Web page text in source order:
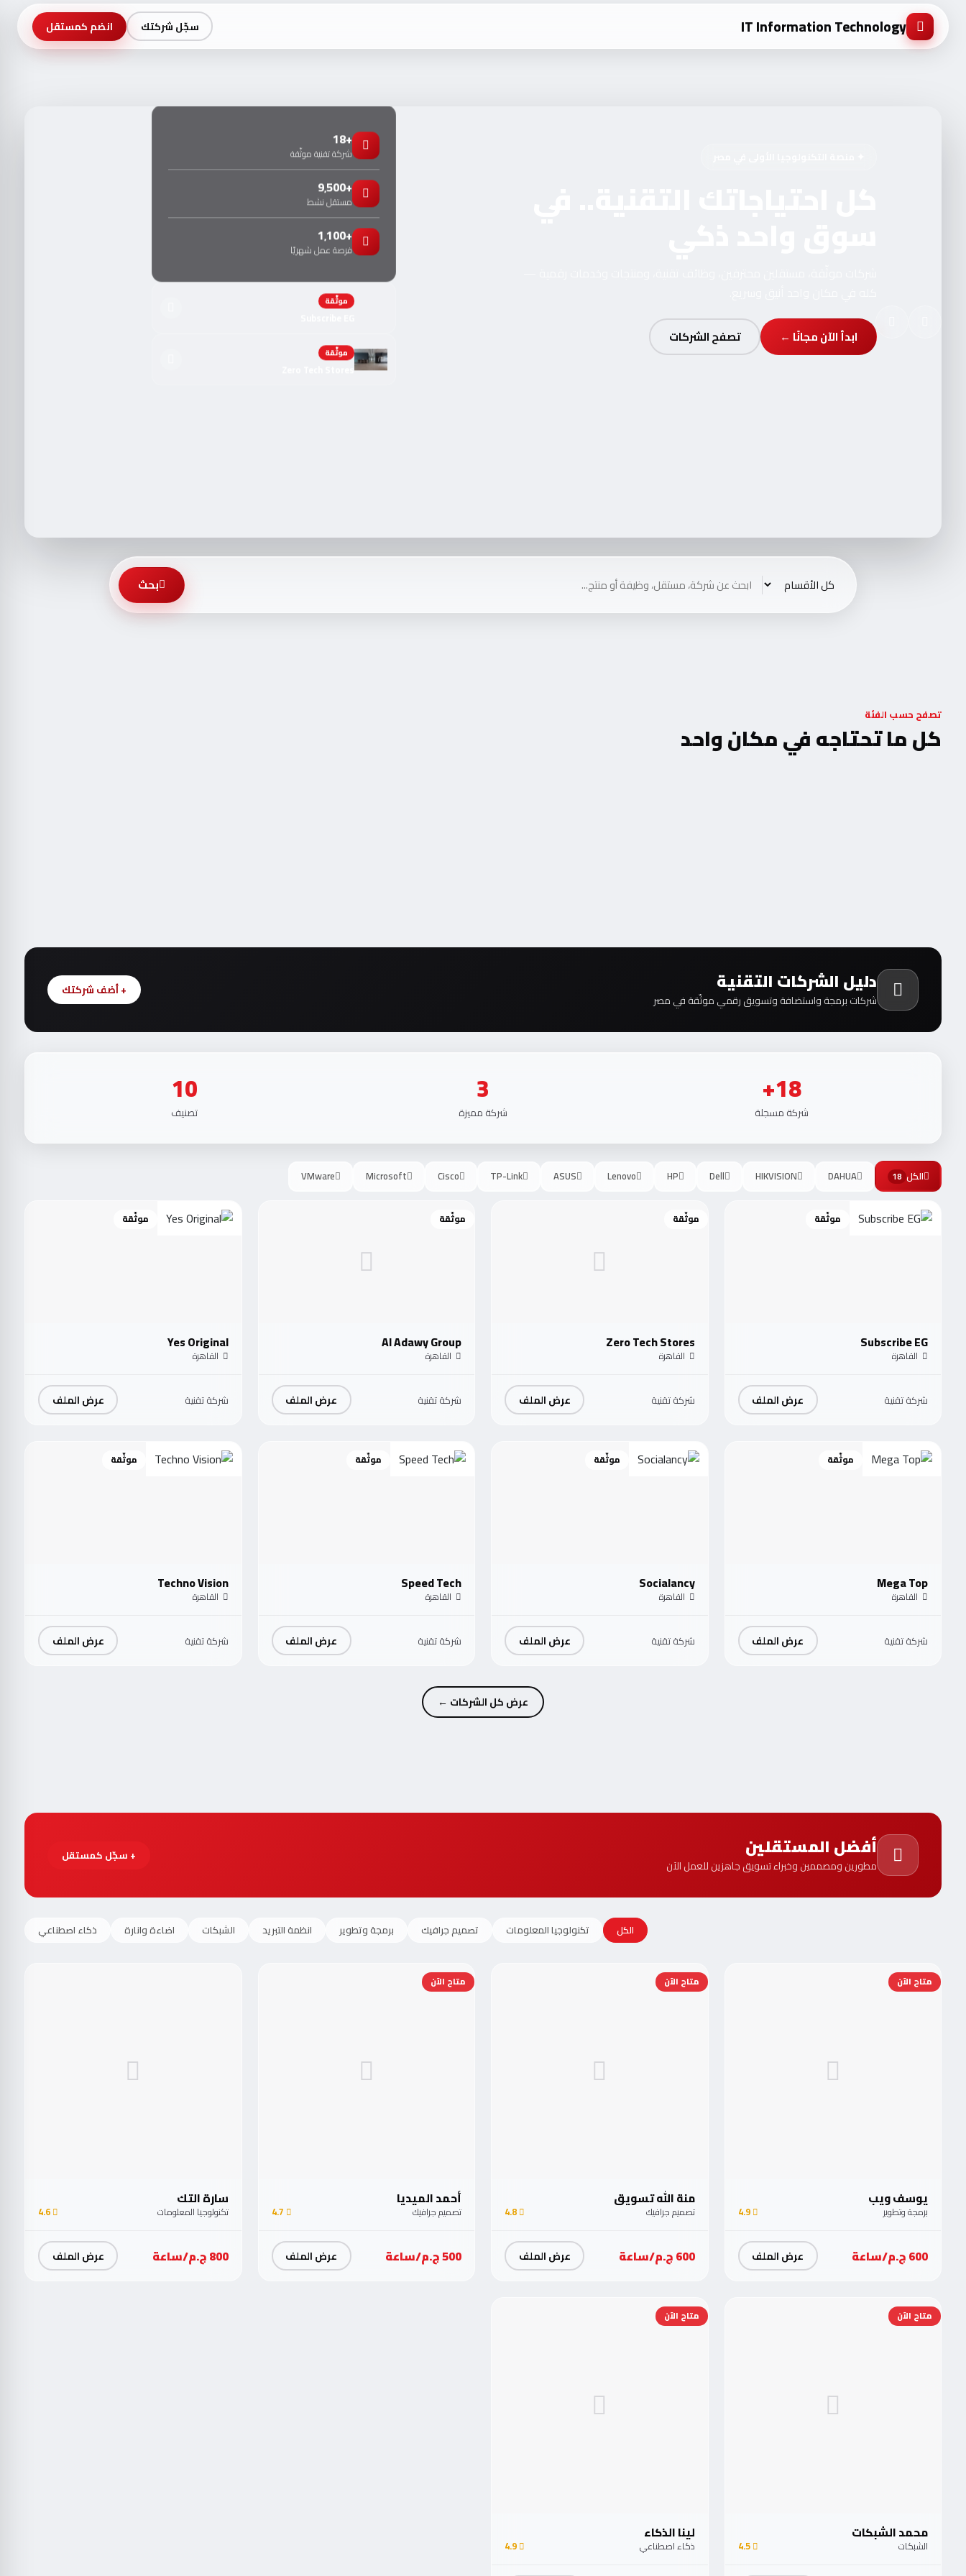
IT Information Technology سجّل شركتك انضم كمستقل
ابدأ الآن مجانًا ← تصفح الشركات
+18
شركة تقنية موثّقة
+9٬500
مستقل نشط
+1٬100
فرصة عمل شهريًا
موثّقة
موثّقة
بحث
تصفح حسب الفئة
كل ما تحتاجه في مكان واحد
دليل الشركات التقنية
شركات برمجة واستضافة وتسويق رقمي موثّقة في مصر
+ أضف شركتك
18+
شركة مسجلة
3
شركة مميزة
10
تصنيف
الكل 18
DAHUA
HIKVISION
Dell
HP
Lenovo
ASUS
TP-Link
Cisco
Microsoft
VMware
موثّقة
Subscribe EG
القاهرة
شركة تقنية عرض الملف
موثّقة
Zero Tech Stores
القاهرة
شركة تقنية عرض الملف
موثّقة
Al Adawy Group
القاهرة
شركة تقنية عرض الملف
موثّقة
Yes Original
القاهرة
شركة تقنية عرض الملف
موثّقة
Mega Top
القاهرة
شركة تقنية عرض الملف
موثّقة
Socialancy
القاهرة
شركة تقنية عرض الملف
موثّقة
Speed Tech
القاهرة
شركة تقنية عرض الملف
موثّقة
Techno Vision
القاهرة
شركة تقنية عرض الملف
عرض كل الشركات ←
أفضل المستقلين
مطورين ومصممين وخبراء تسويق جاهزين للعمل الآن
+ سجّل كمستقل
الكل تكنولوجيا المعلومات تصميم جرافيك برمجة وتطوير انظمة التبريد الشبكات اضاءة وانارة ذكاء اصطناعي
متاح الآن
يوسف ويب
برمجة وتطوير 4.9
600 ج.م/ساعة عرض الملف
متاح الآن
منة الله تسويق
تصميم جرافيك 4.8
600 ج.م/ساعة عرض الملف
متاح الآن
أحمد الميديا
تصميم جرافيك 4.7
500 ج.م/ساعة عرض الملف
سارة التك
تكنولوجيا المعلومات 4.6
800 ج.م/ساعة عرض الملف
متاح الآن
محمد الشبكات
الشبكات 4.5
متاح الآن
لينا الذكاء
ذكاء اصطناعي 4.9